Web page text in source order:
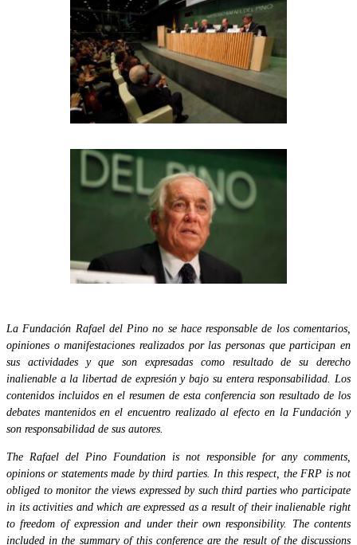
La Fundación Rafael del Pino no se hace responsable de los comentarios,
opiniones o manifestaciones realizados por las personas que participan en
sus actividades y que son expresadas como resultado de su derecho
inalienable a la libertad de expresión y bajo su entera responsabilidad. Los
contenidos incluidos en el resumen de esta conferencia son resultado de los
debates mantenidos en el encuentro realizado al efecto en la Fundación y
son responsabilidad de sus autores.
The Rafael del Pino Foundation is not responsible for any comments,
opinions or statements made by third parties. In this respect, the FRP is not
obliged to monitor the views expressed by such third parties who participate
in its activities and which are expressed as a result of their inalienable right
to freedom of expression and under their own responsibility. The contents
included in the summary of this conference are the result of the discussions